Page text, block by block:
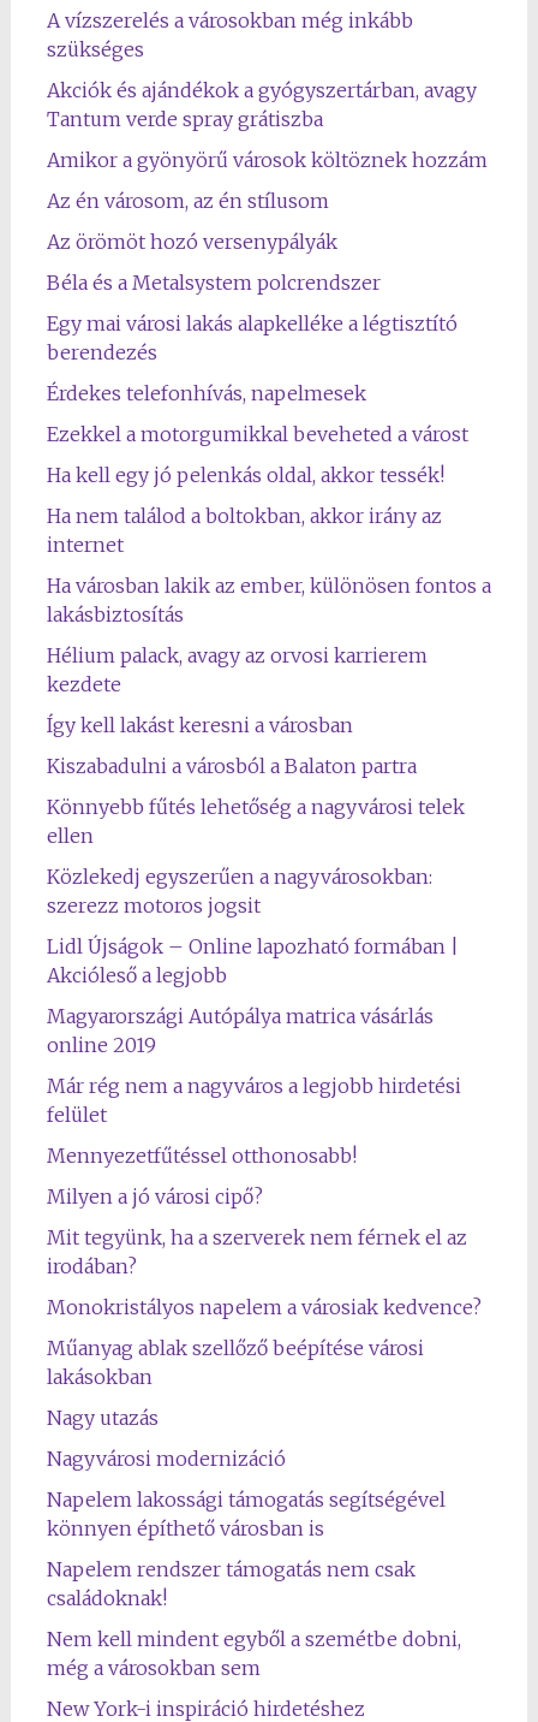
A vízszerelés a városokban még inkább
szükséges
Akciók és ajándékok a gyógyszertárban, avagy
Tantum verde spray grátiszba
Amikor a gyönyörű városok költöznek hozzám
Az én városom, az én stílusom
Az örömöt hozó versenypályák
Béla és a Metalsystem polcrendszer
Egy mai városi lakás alapkelléke a légtisztító
berendezés
Érdekes telefonhívás, napelmesek
Ezekkel a motorgumikkal beveheted a várost
Ha kell egy jó pelenkás oldal, akkor tessék!
Ha nem találod a boltokban, akkor irány az
internet
Ha városban lakik az ember, különösen fontos a
lakásbiztosítás
Hélium palack, avagy az orvosi karrierem
kezdete
Így kell lakást keresni a városban
Kiszabadulni a városból a Balaton partra
Könnyebb fűtés lehetőség a nagyvárosi telek
ellen
Közlekedj egyszerűen a nagyvárosokban:
szerezz motoros jogsit
Lidl Újságok – Online lapozható formában |
Akcióleső a legjobb
Magyarországi Autópálya matrica vásárlás
online 2019
Már rég nem a nagyváros a legjobb hirdetési
felület
Mennyezetfűtéssel otthonosabb!
Milyen a jó városi cipő?
Mit tegyünk, ha a szerverek nem férnek el az
irodában?
Monokristályos napelem a városiak kedvence?
Műanyag ablak szellőző beépítése városi
lakásokban
Nagy utazás
Nagyvárosi modernizáció
Napelem lakossági támogatás segítségével
könnyen építhető városban is
Napelem rendszer támogatás nem csak
családoknak!
Nem kell mindent egyből a szemétbe dobni,
még a városokban sem
New York-i inspiráció hirdetéshez